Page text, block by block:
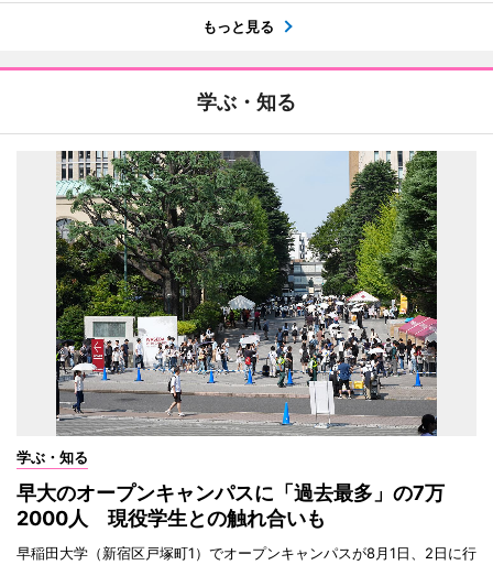
もっと見る
学ぶ・知る
学ぶ・知る
早大のオープンキャンパスに「過去最多」の7万
2000人 現役学生との触れ合いも
早稲田大学（新宿区戸塚町1）でオープンキャンパスが8月1日、2日に行